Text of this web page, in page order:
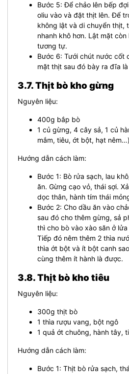
Bước 5: Để chảo lên bếp
oliu vào và đặt thịt lên. Để
không lật và di chuyển thịt,
nhanh khô hơn. Lật mặt
tương tự.
Bước 6: Tưới chút nước cốt
mặt thịt sau đó bày ra đĩa
3.7. Thịt bò kho gừng
Nguyên liệu:
400g bắp bò
1 củ gừng, 4 cây sả, 1 củ
mắm, tiêu, ớt bột, hạt nêm…)
Hướng dẫn cách làm:
Bước 1: Bò rửa sạch, lau
ăn. Gừng cạo vỏ, thái sợi.
dọc thân, hành tím thái
Bước 2: Cho dầu ăn vào
sau đó cho thêm gừng, sả
thì cho bò vào xào săn ở
Tiếp đó nêm thêm 2 thìa
thìa ớt bột và ít bột canh
cùng thêm ít hành là được.
3.8. Thịt bò kho tiêu
Nguyên liệu:
300g thịt bò
1 thìa rượu vang, bột ngô
1 quả ớt chuông, hành tây,
Hướng dẫn cách làm:
Bước 1: Thịt bò rửa sạch,